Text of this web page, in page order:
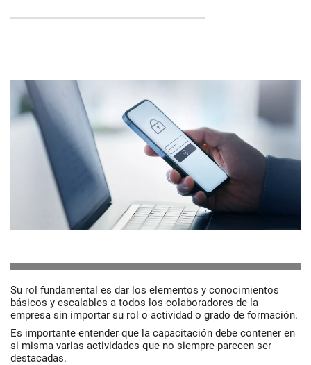
Su rol fundamental es dar los elementos y conocimientos
básicos y escalables a todos los colaboradores de la
empresa sin importar su rol o actividad o grado de formación.
Es importante entender que la capacitación debe contener en
si misma varias actividades que no siempre parecen ser
destacadas.